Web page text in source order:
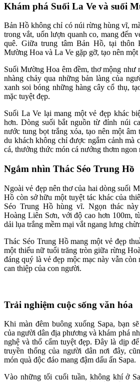
Khám phá Suối La Ve và suối
Bản Hồ không chỉ có núi rừng hùng vĩ,
trong vắt, uốn lượn quanh co, mang đến
quê. Giữa trung tâm Bản Hồ, tại thôn
Mường Hoa và La Ve gặp gỡ, tạo nên
Suối Mường Hoa êm đềm, thơ mộng như
nhàng chảy qua những bản làng của
xanh soi bóng những hàng cây cổ thụ,
mặc tuyệt đẹp.
Suối La Ve lại mang một vẻ đẹp khác
hơn. Dòng suối bắt nguồn từ đỉnh núi
nước tung bọt trắng xóa, tạo nên một
du khách không chỉ được ngắm cảnh mà
cá, thưởng thức món cá nướng thơm ngon
Ngắm nhìn Thác Séo Trung Hồ
Ngoài vẻ đẹp nên thơ của hai dòng suối
Hồ còn sở hữu một tuyệt tác khác của
Séo Trung Hồ hùng vĩ. Ngọn thác
Hoàng Liên Sơn, với độ cao hơn 100m,
dải lụa trắng mềm mại vắt ngang lưng
Thác Séo Trung Hồ mang một vẻ đẹp
một thiếu nữ tuổi trăng tròn giữa rừng
đáng quý là vẻ đẹp mộc mạc này vẫn còn
can thiệp của con người.
Trải nghiệm cuộc sống văn hóa
Khi màn đêm buông xuống Sapa, bạn
của người dân địa phương và khám phá
nghệ và thổ cẩm tuyệt đẹp. Đây là dịp
truyền thống của người dân nơi đây,
món quà độc đáo mang đậm dấu ấn Sapa.
Vào những tối cuối tuần, không khí ở